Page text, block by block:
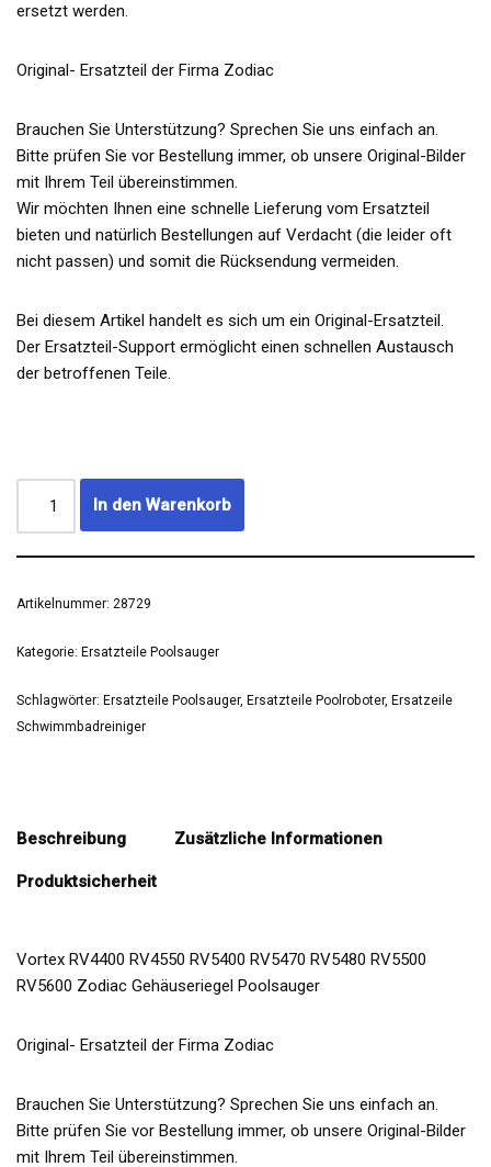
ersetzt werden.
Original- Ersatzteil der Firma Zodiac
Brauchen Sie Unterstützung? Sprechen Sie uns einfach an.
Bitte prüfen Sie vor Bestellung immer, ob unsere Original-Bilder
mit Ihrem Teil übereinstimmen.
Wir möchten Ihnen eine schnelle Lieferung vom Ersatzteil
bieten und natürlich Bestellungen auf Verdacht (die leider oft
nicht passen) und somit die Rücksendung vermeiden.
Bei diesem Artikel handelt es sich um ein Original-Ersatzteil.
Der Ersatzteil-Support ermöglicht einen schnellen Austausch
der betroffenen Teile.
In den Warenkorb
Artikelnummer: 28729
Kategorie: Ersatzteile Poolsauger
Schlagwörter: Ersatzteile Poolsauger, Ersatzteile Poolroboter, Ersatzeile
Schwimmbadreiniger
Beschreibung Zusätzliche Informationen
Produktsicherheit
Vortex RV4400 RV4550 RV5400 RV5470 RV5480 RV5500
RV5600 Zodiac Gehäuseriegel Poolsauger
Original- Ersatzteil der Firma Zodiac
Brauchen Sie Unterstützung? Sprechen Sie uns einfach an.
Bitte prüfen Sie vor Bestellung immer, ob unsere Original-Bilder
mit Ihrem Teil übereinstimmen.